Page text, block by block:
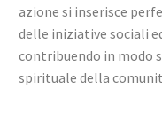
azione si inserisce
delle iniziative sociali
contribuendo in modo
spirituale della